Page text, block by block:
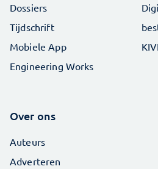
Dossiers
Tijdschrift
Mobiele App
Engineering Works
Over ons
Auteurs
Adverteren